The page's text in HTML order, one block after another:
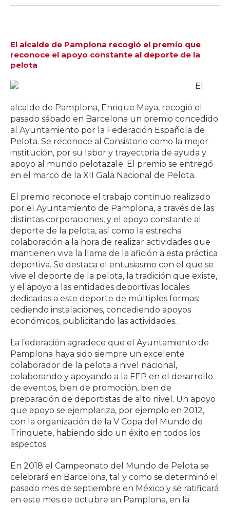
El alcalde de Pamplona recogió el premio que
reconoce el apoyo constante al deporte de la
pelota
El
alcalde de Pamplona, Enrique Maya, recogió el
pasado sábado en Barcelona un premio concedido
al Ayuntamiento por la Federación Española de
Pelota. Se reconoce al Consistorio como la mejor
institución, por su labor y trayectoria de ayuda y
apoyo al mundo pelotazale. El premio se entregó
en el marco de la XII Gala Nacional de Pelota.
El premio reconoce el trabajo continuo realizado
por el Ayuntamiento de Pamplona, a través de las
distintas corporaciones, y el apoyo constante al
deporte de la pelota, así como la estrecha
colaboración a la hora de realizar actividades que
mantienen viva la llama de la afición a esta práctica
deportiva. Se destaca el entusiasmo con el que se
vive el deporte de la pelota, la tradición que existe,
y el apoyo a las entidades deportivas locales
dedicadas a este deporte de múltiples formas:
cediendo instalaciones, concediendo apoyos
económicos, publicitando las actividades…
La federación agradece que el Ayuntamiento de
Pamplona haya sido siempre un excelente
colaborador de la pelota a nivel nacional,
colaborando y apoyando a la FEP en el desarrollo
de eventos, bien de promoción, bien de
preparación de deportistas de alto nivel. Un apoyo
que apoyo se ejemplariza, por ejemplo en 2012,
con la organización de la V Copa del Mundo de
Trinquete, habiendo sido un éxito en todos los
aspectos.
En 2018 el Campeonato del Mundo de Pelota se
celebrará en Barcelona, tal y como se determinó el
pasado mes de septiembre en México y se ratificará
en este mes de octubre en Pamplona, en la